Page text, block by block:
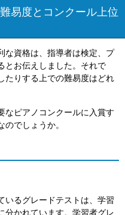
易度とコンクール上位
な資格は、指導者は検定、プ
とお伝えしました。それで
たりする上での難易度はどれ
なピアノコンクールに入賞す
のでしょうか。
いるグレードテストは、学習
分かれています。学習者グレ